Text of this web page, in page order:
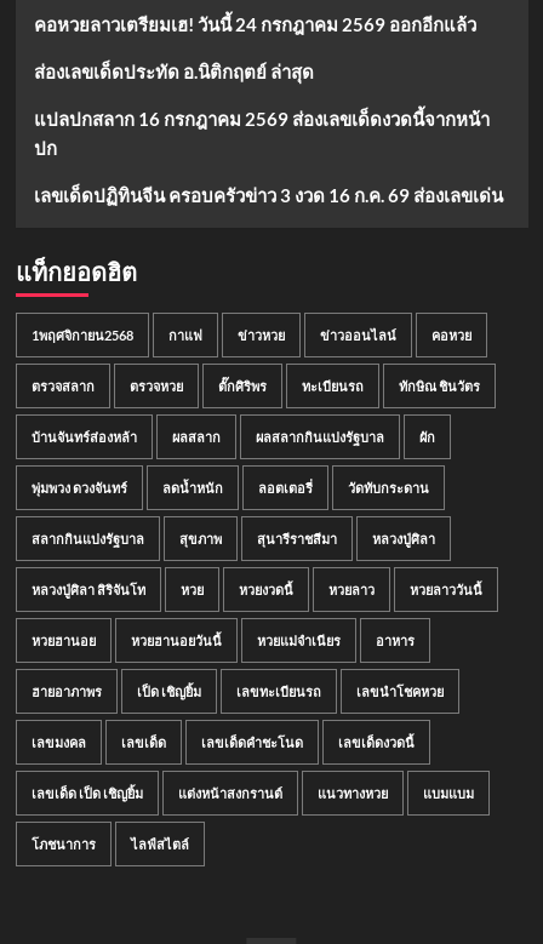
คอหวยลาวเตรียมเฮ! วันนี้ 24 กรกฎาคม 2569 ออกอีกแล้ว
ส่องเลขเด็ดประทัด อ.นิติกฤตย์ ล่าสุด
แปลปกสลาก 16 กรกฎาคม 2569 ส่องเลขเด็ดงวดนี้จากหน้า
ปก
เลขเด็ดปฏิทินจีน ครอบครัวข่าว 3 งวด 16 ก.ค. 69 ส่องเลขเด่น
แท็กยอดฮิต
1พฤศจิกายน2568 กาแฟ ข่าวหวย ข่าวออนไลน์ คอหวย
ตรวจสลาก ตรวจหวย ตั๊กศิริพร ทะเบียนรถ ทักษิณ ชินวัตร
บ้านจันทร์ส่องหล้า ผลสลาก ผลสลากกินแบ่งรัฐบาล ผัก
พุ่มพวง ดวงจันทร์ ลดน้ำหนัก ลอตเตอรี่ วัดทับกระดาน
สลากกินแบ่งรัฐบาล สุขภาพ สุนารีราชสีมา หลวงปู่ศิลา
หลวงปู่ศิลา สิริจันโท หวย หวยงวดนี้ หวยลาว หวยลาววันนี้
หวยฮานอย หวยฮานอยวันนี้ หวยแม่จำเนียร อาหาร
ฮายอาภาพร เป็ด เชิญยิ้ม เลขทะเบียนรถ เลขนำโชคหวย
เลขมงคล เลขเด็ด เลขเด็ดคำชะโนด เลขเด็ดงวดนี้
เลขเด็ด เป็ด เชิญยิ้ม แต่งหน้าสงกรานต์ แนวทางหวย แบมแบม
โภชนาการ ไลฟ์สไตล์